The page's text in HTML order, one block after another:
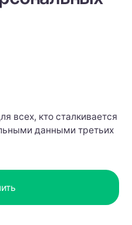
всех, кто сталкивается
данными третьих